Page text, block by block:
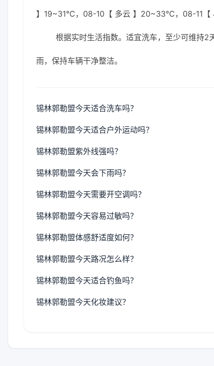
】19~31℃，08-10【 多云 】20~33℃，08-11
根据实时生活指数。适宜洗车，至少可维持
雨，保持车辆干净整洁。
锡林郭勒盟今天适合洗车吗？
锡林郭勒盟今天适合户外运动吗？
锡林郭勒盟紫外线强吗？
锡林郭勒盟今天会下雨吗？
锡林郭勒盟今天需要开空调吗？
锡林郭勒盟今天容易过敏吗？
锡林郭勒盟体感舒适度如何？
锡林郭勒盟今天路况怎么样？
锡林郭勒盟今天适合钓鱼吗？
锡林郭勒盟今天化妆建议？